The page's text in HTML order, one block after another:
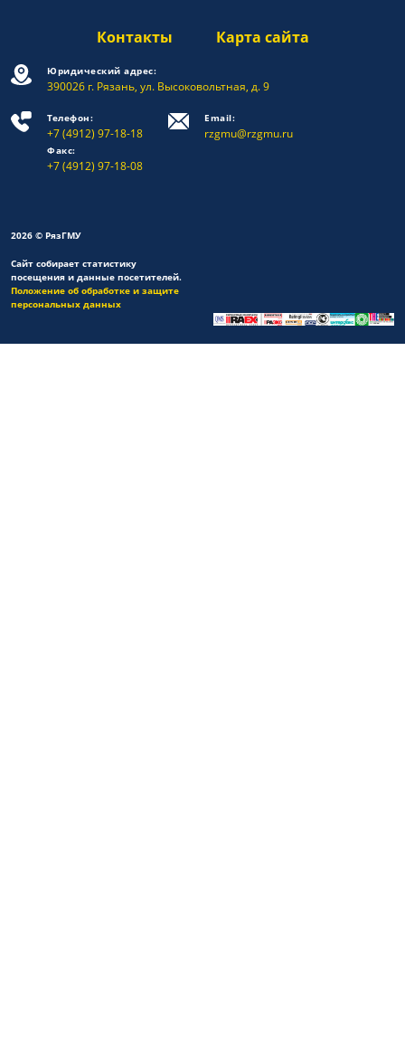
Контакты Карта сайта
Юридический адрес:
390026 г. Рязань, ул. Высоковольтная, д. 9
Телефон:
+7 (4912) 97-18-18
Факс:
+7 (4912) 97-18-08
Email:
rzgmu@rzgmu.ru
2026 © РязГМУ
Сайт собирает статистику
посещения и данные посетителей.
Положение об обработке и защите
персональных данных